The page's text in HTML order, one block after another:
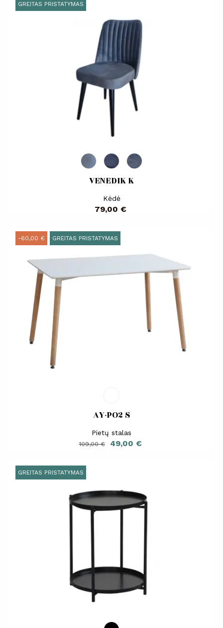
GREITAS PRISTATYMAS
VENEDIK K
Kėdė
Kaina
79,00 €
-60,00 € GREITAS PRISTATYMAS
AY-PO2 S
Pietų stalas
Bazinė
109,00 € Kaina
49,00 €
GREITAS PRISTATYMAS